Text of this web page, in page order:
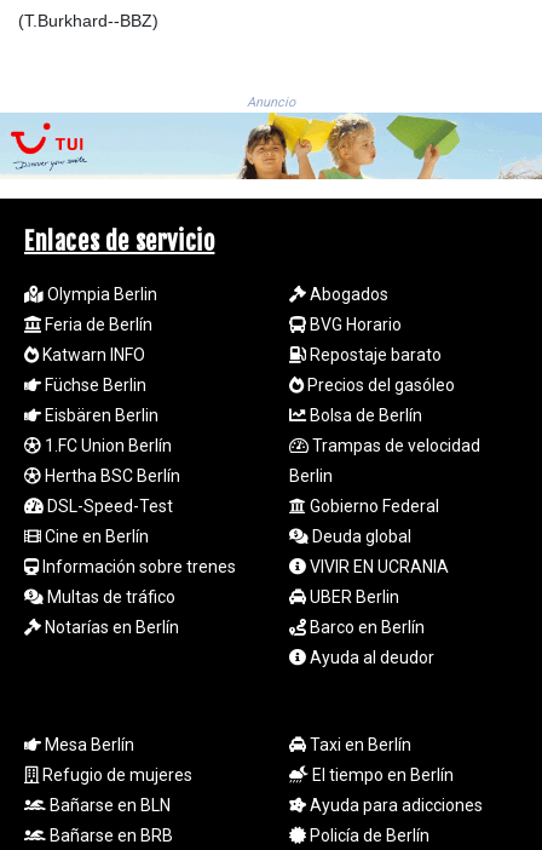
KZT 539.854059
LAK
26007.744878
LSL 18.713665
LTL 3.410413
LVL 0.698648
LYD 7.326857
MAD 10.735711
MDL 20.03094
4915.549722
MKD 61.482111
MMK
2424.978038
MNT
4153.207343
MOP 9.308207
MRU 46.306497
MWK
1997.398004
MXN 19.810686
MYR 4.722097
(T.Burkhard--BBZ)
Anuncio
Enlaces de servicio
Olympia Berlin
Feria de Berlín
Katwarn INFO
Füchse Berlin
Eisbären Berlin
1.FC Union Berlín
Hertha BSC Berlín
DSL-Speed-Test
Cine en Berlín
Información sobre trenes
Multas de tráfico
Notarías en Berlín
Abogados
BVG Horario
Repostaje barato
Precios del gasóleo
Bolsa de Berlín
Trampas de velocidad
Berlin
Gobierno Federal
Deuda global
VIVIR EN UCRANIA
UBER Berlin
Barco en Berlín
Ayuda al deudor
Mesa Berlín
Refugio de mujeres
Bañarse en BLN
Bañarse en BRB
Taxi en Berlín
El tiempo en Berlín
Ayuda para adicciones
Policía de Berlín